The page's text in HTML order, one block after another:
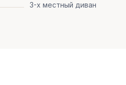
3-х местный диван